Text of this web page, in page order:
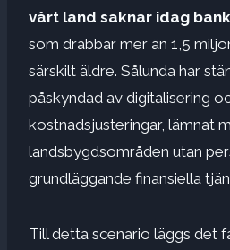
vårt land saknar idag
som drabbar mer än 1,5
särskilt äldre. Sålunda har
påskyndad av digitalisering
kostnadsjusteringar, lämnat
landsbygdsområden utan
grundläggande finansiella
Till detta scenario läggs det